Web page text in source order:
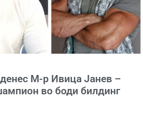
М-р Ивица Јанев –
во боди билдинг